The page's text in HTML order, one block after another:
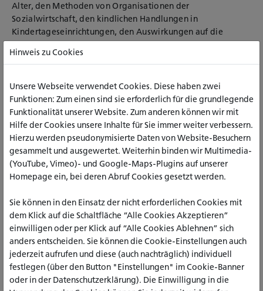
Alter, den Methoden von Organisationen der
Sozialwirtschaft, den kindlichen Handlungen in
Kindertageseinrichtungen, den Auswirkungen auf die
psychisch erkrankter Eltern sowie dem Delir älterer
Bis zum Jahresende haben die fünf katho-Promovierenden
die Möglichkeit, bei der Bürgerstiftung Rheinviertel Anträge
auf finanzielle Unterstützung für ihre Arbeit zu stellen. Dies
können beispielsweise die Kosten für notwendige Software
zur Datenauswertung, einen Methoden-Workshop oder
eine Reise zu einer internationalen Konferenz betreffen. Bis
zu drei Anträge sind im Verlauf der Promotionsarbeit
möglich.
Prorektor Michael Isfort freut sich
auf gegenseitige Bereicherung
Die Bürgerstiftung Rheinviertel, die Trägerin dreier Kitas ist
und unter anderen ambulante Projekte in der Demenzhilfe
und Palliativversorgung unterhält, erhofft sich durch die
Hinweis zu Cookies
Unsere Webseite verwendet Cookies. Diese haben zwei
Funktionen: Zum einen sind sie erforderlich für die grundlegende
Funktionalität unserer Website. Zum anderen können wir mit
Hilfe der Cookies unsere Inhalte für Sie immer weiter verbessern.
Hierzu werden pseudonymisierte Daten von Website-Besuchern
gesammelt und ausgewertet. Weiterhin binden wir Multimedia-
(YouTube, Vimeo)- und Google-Maps-Plugins auf unserer
Homepage ein, bei deren Abruf Cookies gesetzt werden.
Sie können in den Einsatz der nicht erforderlichen Cookies mit
dem Klick auf die Schaltfläche “Alle Cookies Akzeptieren”
einwilligen oder per Klick auf “Alle Cookies Ablehnen” sich
anders entscheiden. Sie können die Cookie-Einstellungen auch
jederzeit aufrufen und diese (auch nachträglich) individuell
festlegen (über den Button "Einstellungen" im Cookie-Banner
oder in der Datenschutzerklärung). Die Einwilligung in die